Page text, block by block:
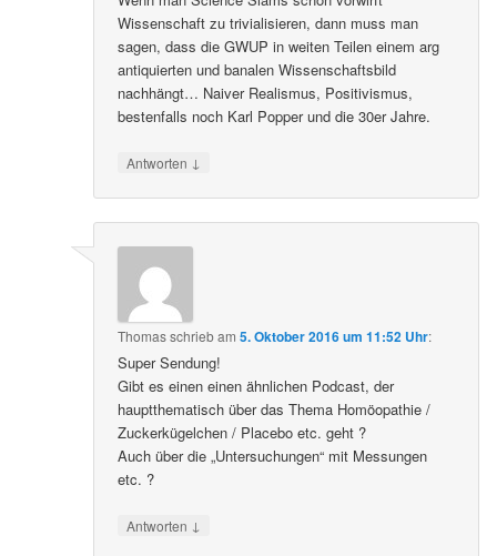
Wissenschaft zu trivialisieren, dann muss man
sagen, dass die GWUP in weiten Teilen einem arg
antiquierten und banalen Wissenschaftsbild
nachhängt… Naiver Realismus, Positivismus,
bestenfalls noch Karl Popper und die 30er Jahre.
Antworten ↓
Thomasschriebam5. Oktober 2016 um 11:52 Uhr:
Super Sendung!
Gibt es einen einen ähnlichen Podcast, der
hauptthematisch über das Thema Homöopathie /
Zuckerkügelchen / Placebo etc. geht ?
Auch über die „Untersuchungen“ mit Messungen
etc. ?
Antworten ↓